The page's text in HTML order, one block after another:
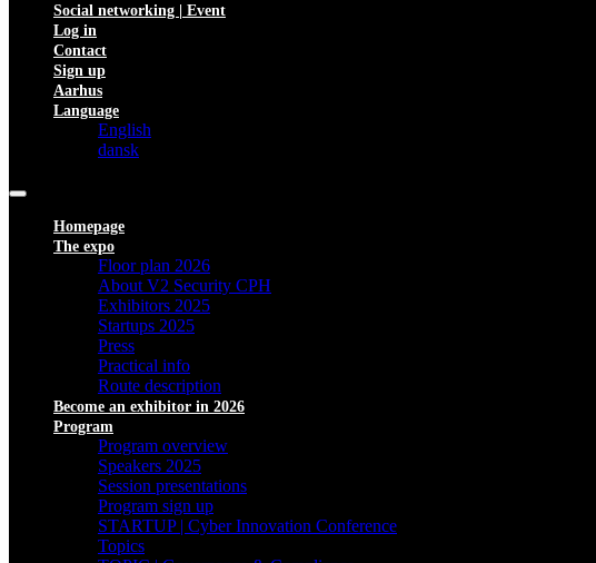
Social networking | Event
Log in
Contact
Sign up
Aarhus
Language
English
dansk
Homepage
The expo
Floor plan 2026
About V2 Security CPH
Exhibitors 2025
Startups 2025
Press
Practical info
Route description
Become an exhibitor in 2026
Program
Program overview
Speakers 2025
Session presentations
Program sign up
STARTUP | Cyber Innovation Conference
Topics